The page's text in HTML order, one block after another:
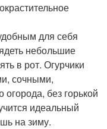
Груши на зиму
для себя
небольшие
в рот. Огурчики
сочными,
без горькой
идеальный
на зиму.